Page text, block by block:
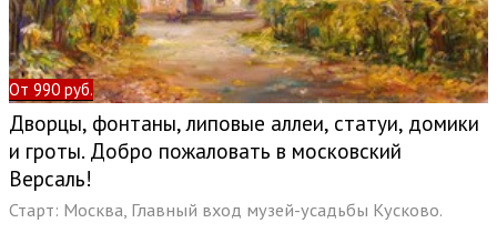
От 990 руб.
Дворцы, фонтаны, липовые аллеи, статуи, домики
и гроты. Добро пожаловать в московский
Версаль!
Старт: Москва, Главный вход музей-усадьбы Кусково.